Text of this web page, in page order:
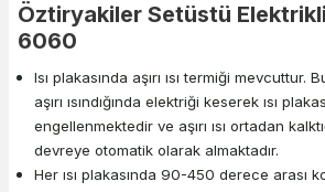
Öztiryakiler Setüstü
6060
Isı plakasında aşırı ısı termiği mevcuttur.
aşırı ısındığında elektriği keserek ısı
engellenmektedir ve aşırı ısı ortadan
devreye otomatik olarak almaktadır.
Her ısı plakasında 90-450 derece arası